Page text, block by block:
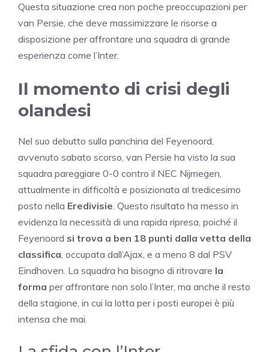
Questa situazione crea non poche preoccupazioni per
van Persie, che deve massimizzare le risorse a
disposizione per affrontare una squadra di grande
esperienza come l’Inter.
Il momento di crisi degli
olandesi
Nel suo debutto sulla panchina del Feyenoord,
avvenuto sabato scorso, van Persie ha visto la sua
squadra pareggiare 0-0 contro il NEC Nijmegen,
attualmente in difficoltà e posizionata al tredicesimo
posto nella Eredivisie. Questo risultato ha messo in
evidenza la necessità di una rapida ripresa, poiché il
Feyenoord si trova a ben 18 punti dalla vetta della
classifica, occupata dall’Ajax, e a meno 8 dal PSV
Eindhoven. La squadra ha bisogno di ritrovare la
forma per affrontare non solo l’Inter, ma anche il resto
della stagione, in cui la lotta per i posti europei è più
intensa che mai.